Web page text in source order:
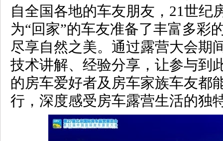
自全国各地的车友朋友，21世纪
为“回家”的车友准备了丰富多彩
尽享自然之美。通过露营大会期
技术讲解、经验分享，让参与到
的房车爱好者及房车家族车友都
行，深度感受房车露营生活的独